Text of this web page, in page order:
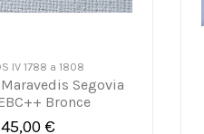
IV 1788 a 1808
Segovia
Bronce
€